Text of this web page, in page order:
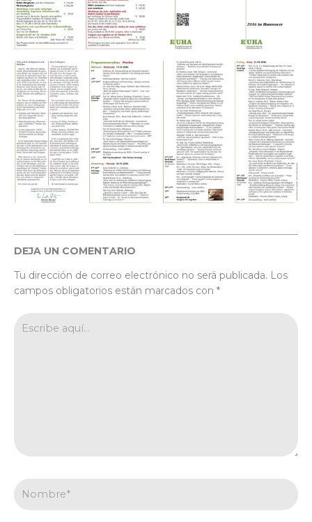
DEJA UN COMENTARIO
Tu dirección de correo electrónico no será publicada. Los
campos obligatorios están marcados con *
aquí...